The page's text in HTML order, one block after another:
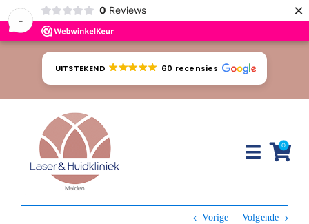
-
0 Reviews ×
UITSTEKEND 60 recensies
Toggle
0
Vorige Volgende